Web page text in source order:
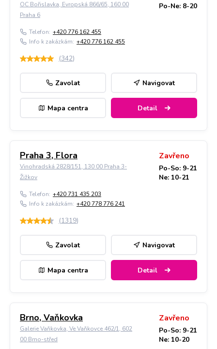
OC Bořislavka, Evropská 866/65, 160 00
Praha 6
Po-Ne: 8-20
Telefon: +420 776 162 455
Info k zakázkám: +420 776 162 455
(342)
Zavolat Navigovat
Mapa centra Detail
Praha 3, Flora
Vinohradská 2828/151, 130 00 Praha 3-
Žižkov
Zavřeno
Po-So: 9-21
Ne: 10-21
Telefon: +420 731 435 203
Info k zakázkám: +420 778 776 241
(1319)
Zavolat Navigovat
Mapa centra Detail
Brno, Vaňkovka
Galerie Vaňkovka, Ve Vaňkovce 462/1, 602
00 Brno-střed
Zavřeno
Po-So: 9-21
Ne: 10-20